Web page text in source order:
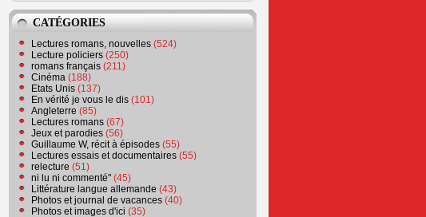
CATÉGORIES
Lectures romans, nouvelles (524)
Lecture policiers (250)
romans français (211)
Cinéma (188)
Etats Unis (137)
En vérité je vous le dis (101)
Angleterre (85)
Lectures romans (67)
Jeux et parodies (56)
Guillaume W, récit à épisodes (55)
Lectures essais et documentaires (55)
relecture (51)
ni lu ni commenté" (45)
Littérature langue allemande (43)
Photos et journal de vacances (40)
Photos et images d'ici (35)